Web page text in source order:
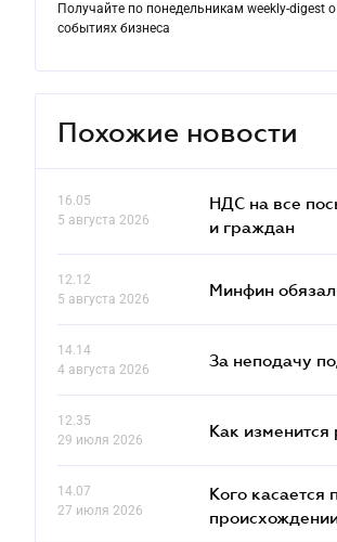
Получайте по понедельникам weekly-digest
событиях бизнеса
Похожие новости
16.05
5 августа 2026
НДС на все
и граждан
12.12
5 августа 2026
Минфин
14.14
4 августа 2026
За неподачу
12.35
29 июля 2026
Как изменится
14.07
27 июля 2026
Кого